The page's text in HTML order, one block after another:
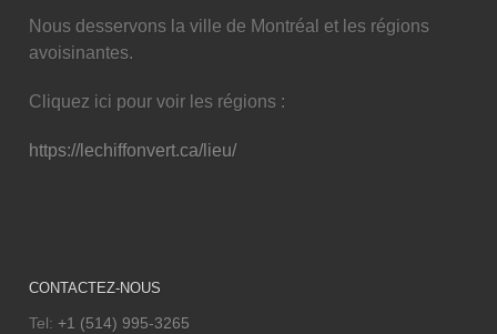
Nous desservons la ville de Montréal et les régions
avoisinantes.
Cliquez ici pour voir les régions :
https://lechiffonvert.ca/lieu/
CONTACTEZ-NOUS
Tel:+1 (514) 995-3265